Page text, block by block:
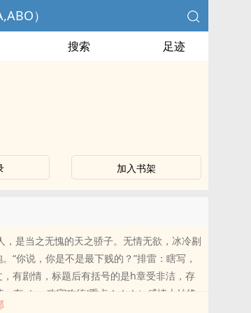
）
搜索 足迹
加入书架
是当之无愧的天之骄子。无情无欲，冰冷剔
“你说，你是不是最下贱的？”排雷：瞎写，
有剧情，标题后有括号的是h章受非洁，存
有ntr。攻守攻德(重点！！！）感情上始终